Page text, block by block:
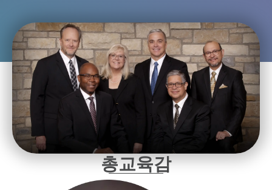
총교육감